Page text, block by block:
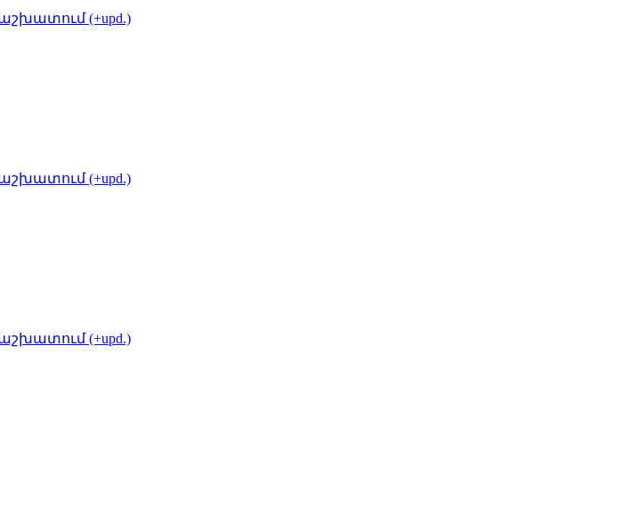
(+upd.)
(+upd.)
(+upd.)